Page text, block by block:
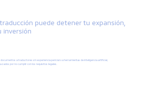
puede detener tu expansión,
a traductores sin experiencia pericial o a herramientas de inteligencia artificial,
por no cumplir con los requisitos legales.